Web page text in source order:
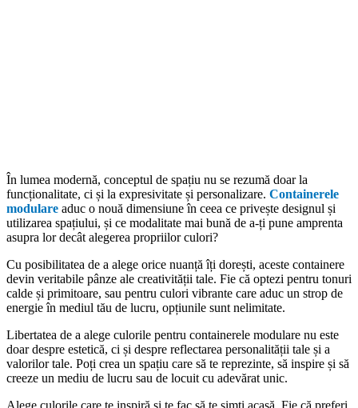
În lumea modernă, conceptul de spațiu nu se rezumă doar la
funcționalitate, ci și la expresivitate și personalizare. Containerele
modulare aduc o nouă dimensiune în ceea ce privește designul și
utilizarea spațiului, și ce modalitate mai bună de a-ți pune amprenta
asupra lor decât alegerea propriilor culori?
Cu posibilitatea de a alege orice nuanță îți dorești, aceste containere
devin veritabile pânze ale creativității tale. Fie că optezi pentru tonuri
calde și primitoare, sau pentru culori vibrante care aduc un strop de
energie în mediul tău de lucru, opțiunile sunt nelimitate.
Libertatea de a alege culorile pentru containerele modulare nu este
doar despre estetică, ci și despre reflectarea personalității tale și a
valorilor tale. Poți crea un spațiu care să te reprezinte, să inspire și să
creeze un mediu de lucru sau de locuit cu adevărat unic.
Alege culorile care te inspiră și te fac să te simți acasă. Fie că preferi